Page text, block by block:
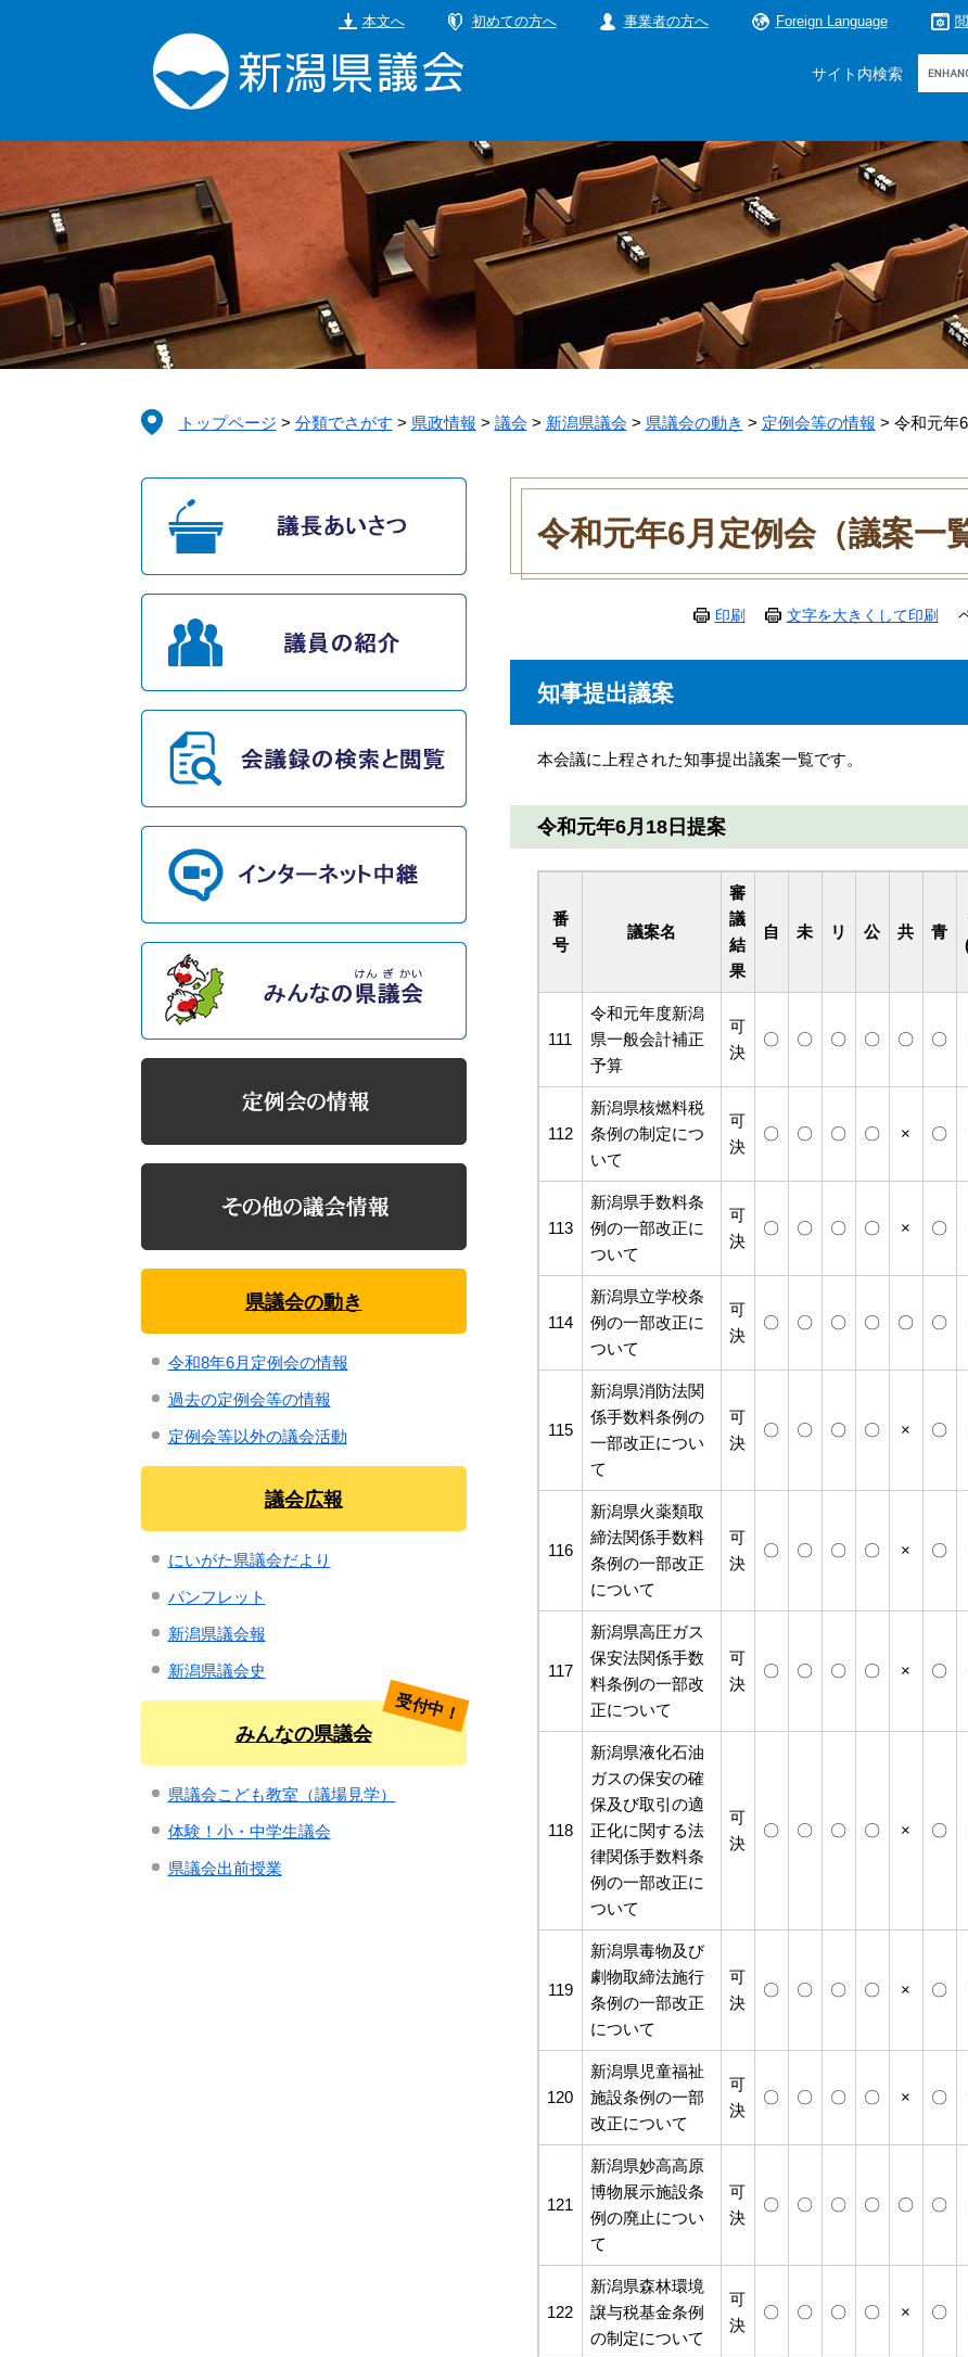
頭
飛
て
へ
本文へ 初めての方へ 事業者の方へ Foreign Language
サイト内検索
Google
ム
索
トップページ > 分類でさがす > 県政情報 > 議会 > 新潟県議会 > 県議会の動き > 定例会等の情報 > 令和元年
本
令和元年6月定例会（議案一
印刷 文字を大きくして印刷
知事提出議案
本会議に上程された知事提出議案一覧です。
令和元年6月18日提案
番
号
議案名
審
議
結
果
自 未 リ 公 共 青
111
令和元年度新潟
県一般会計補正
予算
可
決
〇 〇 〇 〇 〇 〇
112
新潟県核燃料税
条例の制定につ
いて
可
決
〇 〇 〇 〇 × 〇
113
新潟県手数料条
例の一部改正に
ついて
可
決
〇 〇 〇 〇 × 〇
114
新潟県立学校条
例の一部改正に
ついて
可
決
〇 〇 〇 〇 〇 〇
115
新潟県消防法関
係手数料条例の
一部改正につい
て
可
決
〇 〇 〇 〇 × 〇
116
新潟県火薬類取
締法関係手数料
条例の一部改正
について
可
決
〇 〇 〇 〇 × 〇
117
新潟県高圧ガス
保安法関係手数
料条例の一部改
正について
可
決
〇 〇 〇 〇 × 〇
118
新潟県液化石油
ガスの保安の確
保及び取引の適
正化に関する法
律関係手数料条
例の一部改正に
ついて
可
決
〇 〇 〇 〇 × 〇
119
新潟県毒物及び
劇物取締法施行
条例の一部改正
について
可
決
〇 〇 〇 〇 × 〇
120
新潟県児童福祉
施設条例の一部
改正について
可
決
〇 〇 〇 〇 × 〇
121
新潟県妙高高原
博物展示施設条
例の廃止につい
て
可
決
〇 〇 〇 〇 〇 〇
122
新潟県森林環境
譲与税基金条例
の制定について
可
決
〇 〇 〇 〇 × 〇
県議会の動き
令和8年6月定例会の情報
過去の定例会等の情報
定例会等以外の議会活動
議会広報
にいがた県議会だより
パンフレット
新潟県議会報
新潟県議会史
みんなの県議会
受付中！
県議会こども教室（議場見学）
体験！小・中学生議会
県議会出前授業